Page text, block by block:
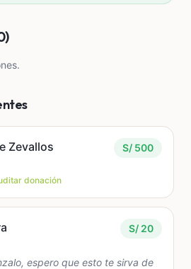
inscripciones son costosas,
Zevallos S/ 500
donación
S/ 20
espero que esto te sirva de